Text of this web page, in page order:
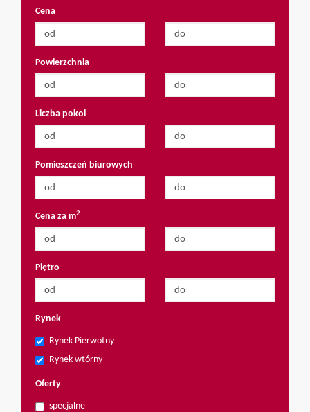
Cena
Powierzchnia
Liczba pokoi
Pomieszczeń biurowych
Cena za m2
Piętro
Rynek
Rynek Pierwotny
Rynek wtórny
Oferty
specjalne